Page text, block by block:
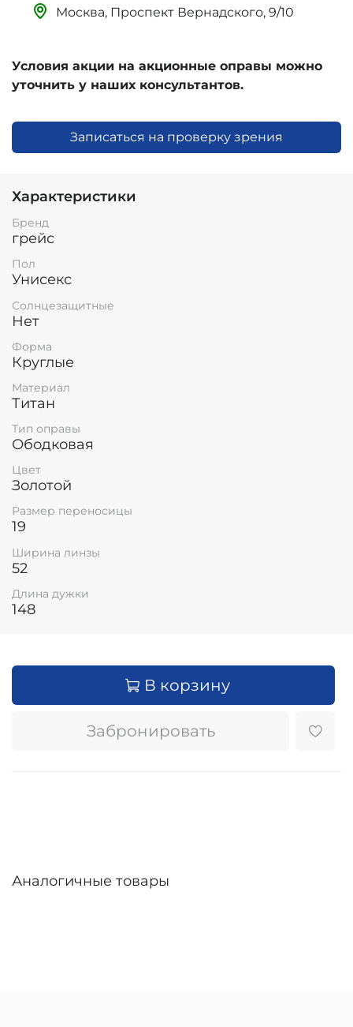
Москва, Проспект Вернадского, 9/10
Условия акции на акционные оправы можно
уточнить у наших консультантов.
Записаться на проверку зрения
Характеристики
Бренд
грейс
Пол
Унисекс
Солнцезащитные
Нет
Форма
Круглые
Материал
Титан
Тип оправы
Ободковая
Цвет
Золотой
Размер переносицы
19
Ширина линзы
52
Длина дужки
148
В корзину
Забронировать
Аналогичные товары